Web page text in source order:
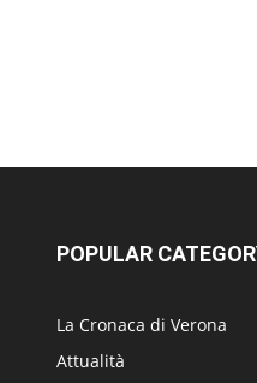
POPULAR
La Cronaca di Verona
Attualità